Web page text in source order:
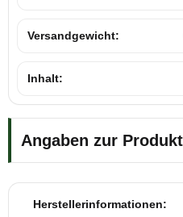
Versandgewicht:
Inhalt:
Angaben zur
Herstellerinformationen: